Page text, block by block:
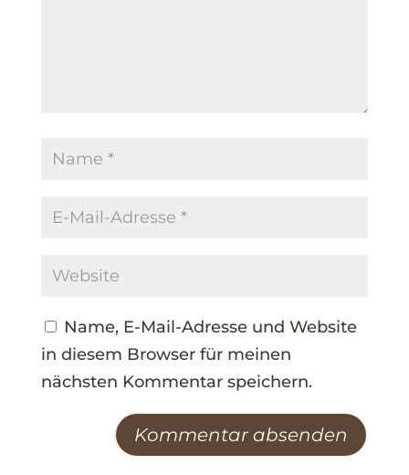
Name, E-Mail-Adresse und Website
in diesem Browser für meinen
nächsten Kommentar speichern.